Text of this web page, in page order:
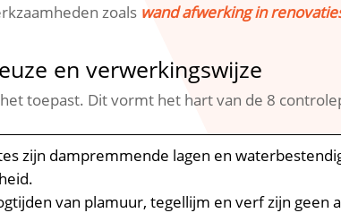
zoals wand afwerking in
en verwerkingswijze
toepast.​ Dit vormt het hart van de 8
zijn dampremmende lagen en
van plamuur, tegellijm en verf zijn geen